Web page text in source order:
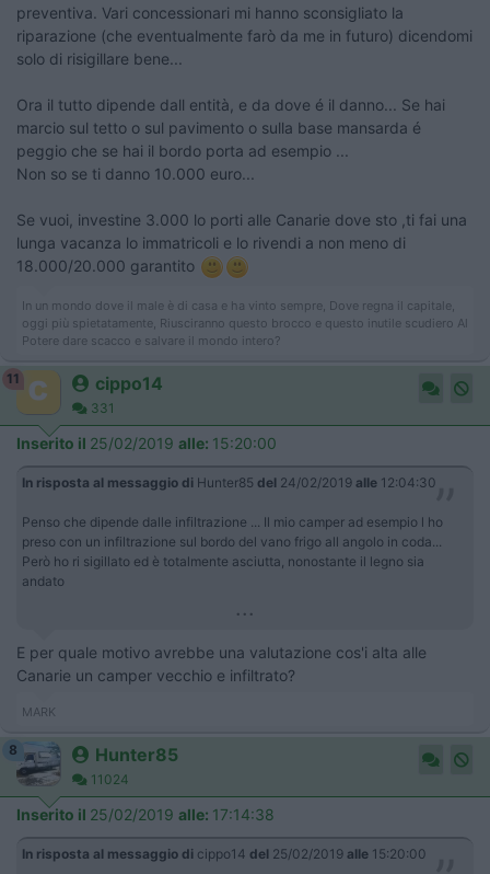
preventiva. Vari concessionari mi hanno sconsigliato la
riparazione (che eventualmente farò da me in futuro) dicendomi
solo di risigillare bene...
Ora il tutto dipende dall entità, e da dove é il danno... Se hai
marcio sul tetto o sul pavimento o sulla base mansarda é
peggio che se hai il bordo porta ad esempio ...
​​​​​​Non so se ti danno 10.000 euro...
Se vuoi, investine 3.000 lo porti alle Canarie dove sto ,ti fai una
lunga vacanza lo immatricoli e lo rivendi a non meno di
18.000/20.000 garantito
In un mondo dove il male è di casa e ha vinto sempre, Dove regna il capitale,
oggi più spietatamente, Riusciranno questo brocco e questo inutile scudiero Al
Potere dare scacco e salvare il mondo intero?
11 cippo14
331
Inserito il 25/02/2019 alle: 15:20:00
In risposta al messaggio di Hunter85 del 24/02/2019 alle 12:04:30
Penso che dipende dalle infiltrazione ... Il mio camper ad esempio l ho
preso con un infiltrazione sul bordo del vano frigo all angolo in coda...
Però ho ri sigillato ed è totalmente asciutta, nonostante il legno sia
andato
...
E per quale motivo avrebbe una valutazione cos'i alta alle
Canarie un camper vecchio e infiltrato?
MARK
8 Hunter85
11024
Inserito il 25/02/2019 alle: 17:14:38
In risposta al messaggio di cippo14 del 25/02/2019 alle 15:20:00